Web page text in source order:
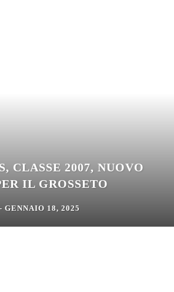
CLASSE 2007, NUOVO
IL GROSSETO
- GENNAIO 18, 2025